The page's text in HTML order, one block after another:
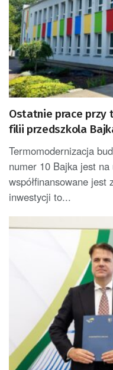
Ostatnie prace przy
filii przedszkola
Termomodernizacja
numer 10 Bajka jest
współfinansowane jest
inwestycji to...